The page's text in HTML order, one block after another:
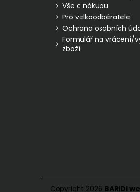
Vše o nákupu
Pro velkoodběratele
Ochrana osobních
Formulář na vrácení/
zboží
Copyright 2026 BARIDI